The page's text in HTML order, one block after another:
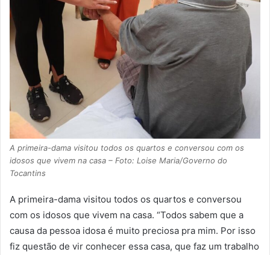
A primeira-dama visitou todos os quartos e conversou com os
idosos que vivem na casa – Foto: Loise Maria/Governo do
Tocantins
A primeira-dama visitou todos os quartos e conversou
com os idosos que vivem na casa. “Todos sabem que a
causa da pessoa idosa é muito preciosa pra mim. Por isso
fiz questão de vir conhecer essa casa, que faz um trabalho